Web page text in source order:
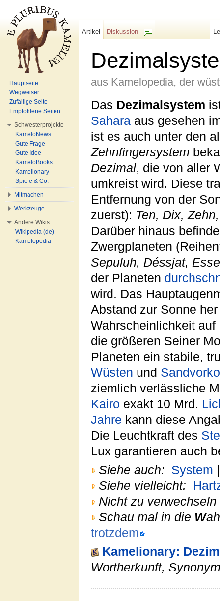
aus Kamelopedia, der
Das Dezimalsystem
Sahara aus gesehen
ist es auch unter den
Zehnfingersystem
Dezimal, die von aller
umkreist wird. Diese
Entfernung von der
zuerst): Ten, Dix,
Darüber hinaus
Zwergplaneten
Sepuluh, Déssjat,
der Planeten
wird. Das
Abstand zur Sonne
Wahrscheinlichkeit auf
die größeren Seiner
Planeten ein stabile,
Wüsten und
ziemlich verlässliche
Kairo exakt 10 Mrd.
Jahre kann diese
Die Leuchtkraft des
Lux garantieren auch
Siehe auch: System
Siehe vielleicht:
Nicht zu verwechseln
Schau mal in die W
trotzdem
Kamelionary:
Wortherkunft,
Artikel
Diskussion
Hauptseite
Wegweiser
Zufällige Seite
Empfohlene Seiten
Schwesterprojekte
KameloNews
Gute Frage
Gute Idee
KameloBooks
Kamelionary
Spiele & Co.
Mitmachen
Werkzeuge
Andere Wikis
Wikipedia (de)
Kamelopedia